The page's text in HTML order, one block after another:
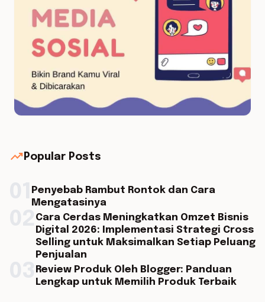
trending_up Popular Posts
Penyebab Rambut Rontok dan Cara
Mengatasinya
Cara Cerdas Meningkatkan Omzet Bisnis
Digital 2026: Implementasi Strategi Cross
Selling untuk Maksimalkan Setiap Peluang
Penjualan
Review Produk Oleh Blogger: Panduan
Lengkap untuk Memilih Produk Terbaik